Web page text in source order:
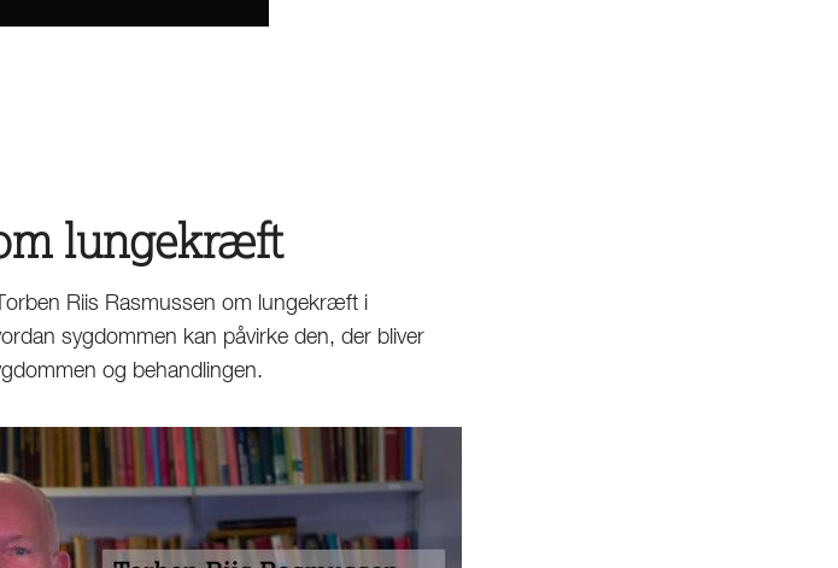
lungekræft
Riis Rasmussen om lungekræft i
sygdommen kan påvirke den, der bliver
og behandlingen.